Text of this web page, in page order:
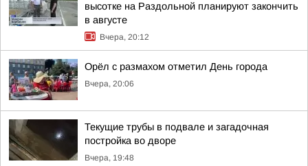
высотке на Раздольной планируют закончить
в августе
Вчера, 20:12
Орёл с размахом отметил День города
Вчера, 20:06
Текущие трубы в подвале и загадочная
постройка во дворе
Вчера, 19:48